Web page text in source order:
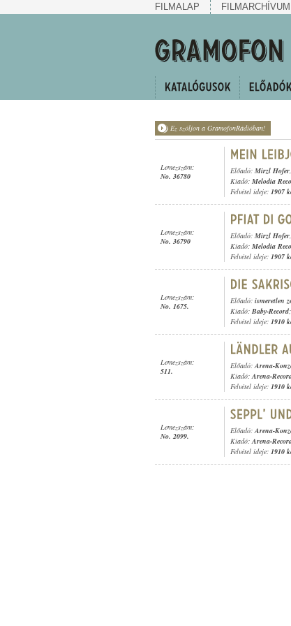
FILMALAP FILMARCHÍVUM
Ez szóljon a GramofonRádióban!
Lemezszám:
No. 36780
Előadó: Mirzl Hofer,
Kiadó: Melodia
Felvétel ideje: 1907
Lemezszám:
No. 36790
Előadó: Mirzl Hofer,
Kiadó: Melodia
Felvétel ideje: 1907
Lemezszám:
No. 1675.
Előadó: ismeretlen
Kiadó: Baby-Record;
Felvétel ideje: 1910
Lemezszám:
511.
Előadó:Arena-
Kiadó:Arena-
Felvétel ideje: 1910
Lemezszám:
No. 2099.
Előadó:Arena-
Kiadó:Arena-
Felvétel ideje: 1910